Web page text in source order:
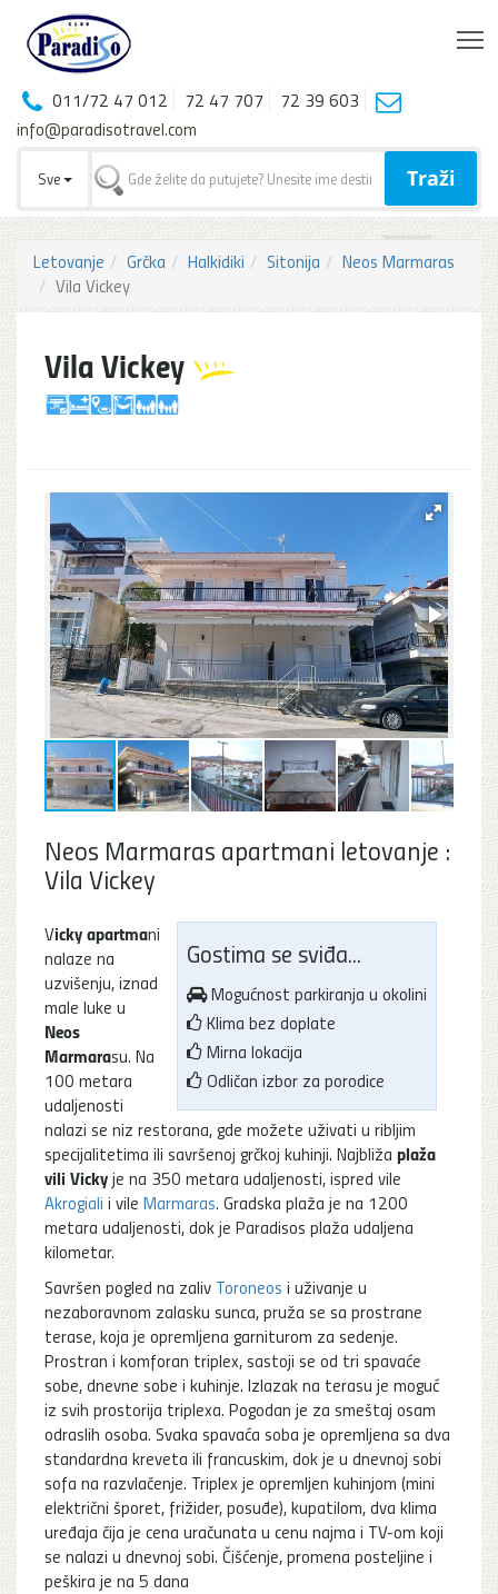
011/72 47 012 72 47 707
72 39 603
info@paradisotravel.com
Sve Traži
Letovanje Grčka Halkidiki Sitonija
Neos Marmaras
Vila Vickey
Vila Vickey
Neos Marmaras apartmani letovanje :
Vila Vickey
Gostima se sviđa...
Mogućnost parkiranja u okolini
Klima bez doplate
Mirna lokacija
Odličan izbor za porodice
Vicky apartmani
nalaze na
uzvišenju, iznad
male luke u
Neos
Marmarasu. Na
100 metara
udaljenosti
nalazi se niz restorana, gde možete uživati u ribljim
specijalitetima ili savršenoj grčkoj kuhinji. Najbliža plaža
vili Vickyje na 350 metara udaljenosti, ispred vile
Akrogiali i vile Marmaras. Gradska plaža je na 1200
metara udaljenosti, dok je Paradisos plaža udaljena
kilometar.
Savršen pogled na zaliv Toroneos i uživanje u
nezaboravnom zalasku sunca, pruža se sa prostrane
terase, koja je opremljena garniturom za sedenje.
Prostran i komforan triplex, sastoji se od tri spavaće
sobe, dnevne sobe i kuhinje. Izlazak na terasu je moguć
iz svih prostorija triplexa. Pogodan je za smeštaj osam
odraslih osoba. Svaka spavaća soba je opremljena sa dva
standardna kreveta ili francuskim, dok je u dnevnoj sobi
sofa na razvlačenje. Triplex je opremljen kuhinjom (mini
električni šporet, frižider, posuđe), kupatilom, dva klima
uređaja čija je cena uračunata u cenu najma i TV-om koji
se nalazi u dnevnoj sobi. Čišćenje, promena posteljine i
peškira je na 5 dana